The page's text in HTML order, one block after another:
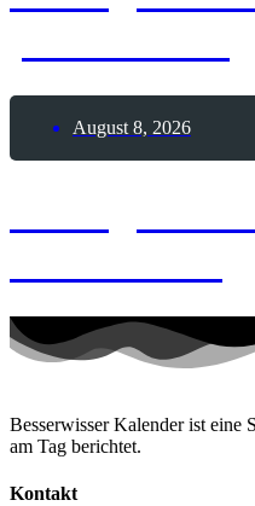
August 8, 2026
Besserwisser Kalender ist eine
am Tag berichtet.
Kontakt